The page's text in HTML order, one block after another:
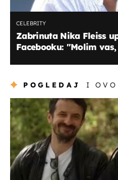
CELEBRITY
Zabrinuta Nika Fleiss
Facebooku: ''Molim
POGLEDAJ I OVO